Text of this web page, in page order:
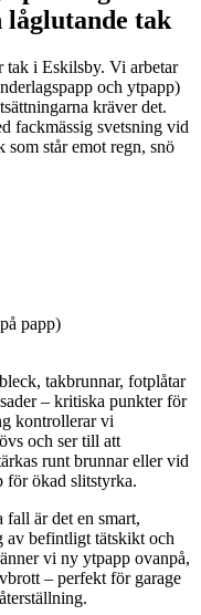
tak
tak i Eskilsby. Vi arbetar
och ytpapp)
kräver det.
fackmässig svetsning vid
som står emot regn, snö
papp)
takbrunnar, fotplåtar
– kritiska punkter för
kontrollerar vi
och ser till att
runt brunnar eller vid
för ökad slitstyrka.
fall är det en smart,
av befintligt tätskikt och
vi ny ytpapp ovanpå,
– perfekt för garage